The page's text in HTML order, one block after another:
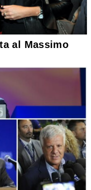
al Massimo